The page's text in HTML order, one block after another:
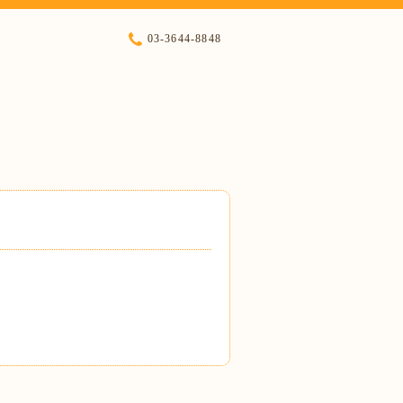
03-3644-8848